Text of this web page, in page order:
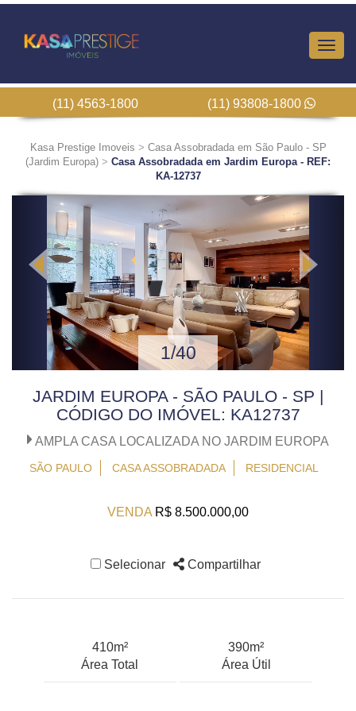
(11) 4563-1800 (11) 93808-1800
Kasa Prestige Imoveis > Casa Assobradada em São Paulo - SP
(Jardim Europa) > Casa Assobradada em Jardim Europa - REF:
KA-12737
1/40
Previous
JARDIM EUROPA - SÃO PAULO - SP |
CÓDIGO DO IMÓVEL: KA12737
AMPLA CASA LOCALIZADA NO JARDIM EUROPA
SÃO PAULO CASA ASSOBRADADA RESIDENCIAL
VENDA R$ 8.500.000,00
Selecionar Compartilhar
410m²
Área Total
390m²
Área Útil